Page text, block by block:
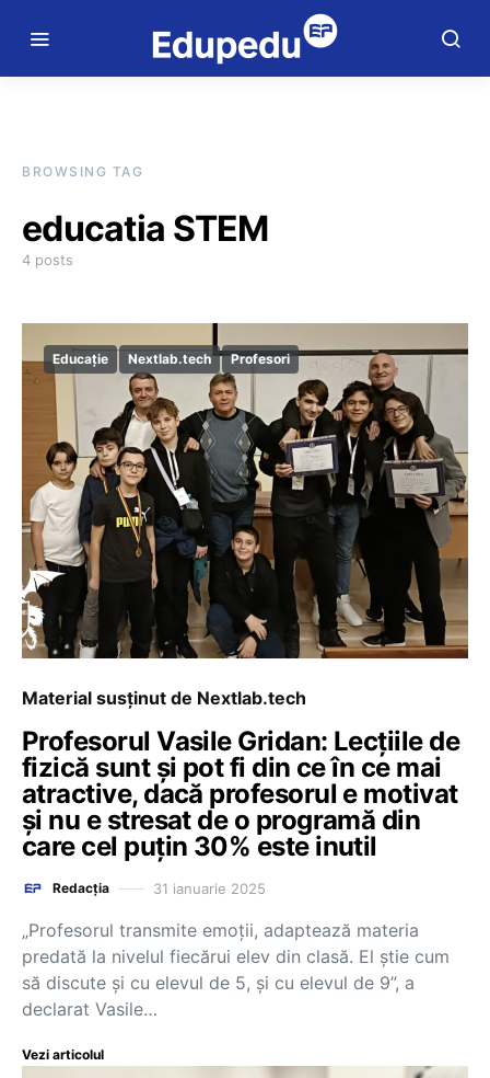
BROWSING TAG
educatia STEM
4 posts
Educație Nextlab.tech Profesori
Material susținut de Nextlab.tech
Profesorul Vasile Gridan: Lecțiile de
fizică sunt și pot fi din ce în ce mai
atractive, dacă profesorul e motivat
și nu e stresat de o programă din
care cel puțin 30% este inutil
Redacția 31 ianuarie 2025
„Profesorul transmite emoții, adaptează materia
predată la nivelul fiecărui elev din clasă. El știe cum
să discute și cu elevul de 5, și cu elevul de 9”, a
declarat Vasile…
Vezi articolul